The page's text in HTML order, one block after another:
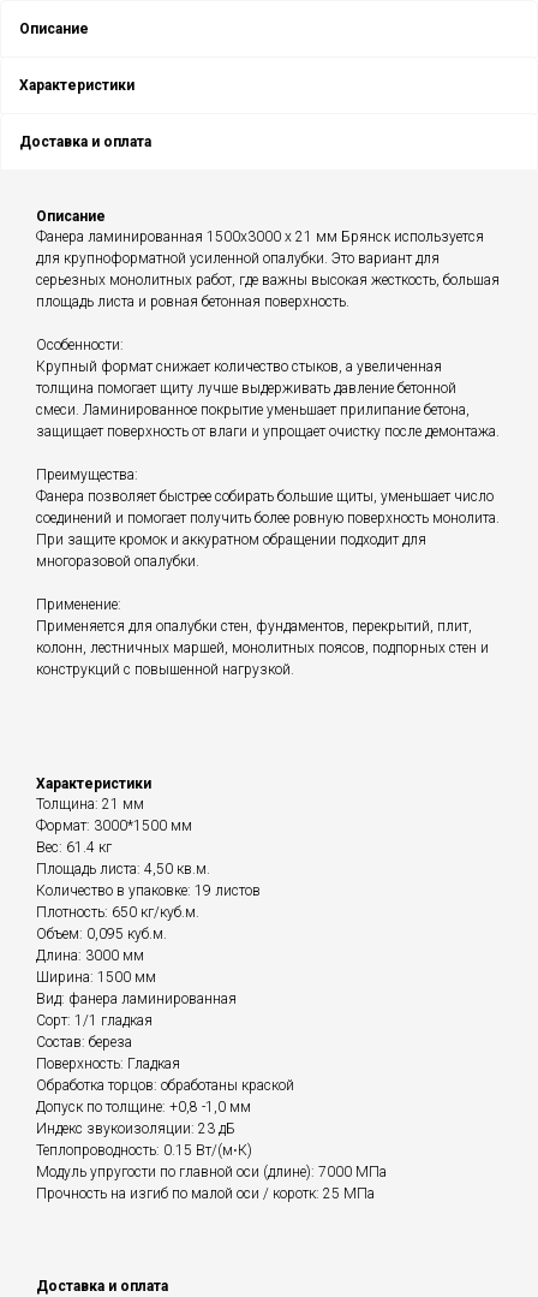
Описание
Характеристики
Доставка и оплата
Описание
Фанера ламинированная 1500х3000 х 21 мм Брянск используется
для крупноформатной усиленной опалубки. Это вариант для
серьезных монолитных работ, где важны высокая жесткость, большая
площадь листа и ровная бетонная поверхность.
Особенности:
Крупный формат снижает количество стыков, а увеличенная
толщина помогает щиту лучше выдерживать давление бетонной
смеси. Ламинированное покрытие уменьшает прилипание бетона,
защищает поверхность от влаги и упрощает очистку после демонтажа.
Преимущества:
Фанера позволяет быстрее собирать большие щиты, уменьшает число
соединений и помогает получить более ровную поверхность монолита.
При защите кромок и аккуратном обращении подходит для
многоразовой опалубки.
Применение:
Применяется для опалубки стен, фундаментов, перекрытий, плит,
колонн, лестничных маршей, монолитных поясов, подпорных стен и
конструкций с повышенной нагрузкой.
Характеристики
Толщина: 21 мм
Формат: 3000*1500 мм
Вес: 61.4 кг
Площадь листа: 4,50 кв.м.
Количество в упаковке: 19 листов
Плотность: 650 кг/куб.м.
Объем: 0,095 куб.м.
Длина: 3000 мм
Ширина: 1500 мм
Вид: фанера ламинированная
Сорт: 1/1 гладкая
Состав: береза
Поверхность: Гладкая
Обработка торцов: обработаны краской
Допуск по толщине: +0,8 -1,0 мм
Индекс звукоизоляции: 23 дБ
Теплопроводность: 0.15 Вт/(м⋅К)
Модуль упругости по главной оси (длине): 7000 МПа
Прочность на изгиб по малой оси / коротк: 25 МПа
Доставка и оплата